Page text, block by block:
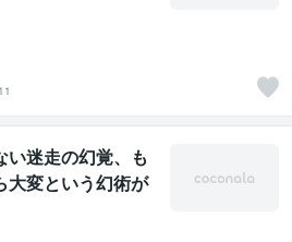
い迷走の幻覚、も
大変という幻術が